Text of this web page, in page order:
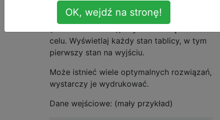
Twoim zadaniem jest wprowadzenie siatki
3x3 i pokazanie najkrótszego rozwiązania
celu. Wyświetlaj każdy stan tablicy, w tym
pierwszy stan na wyjściu.
Może istnieć wiele optymalnych rozwiązań,
wystarczy je wydrukować.
Dane wejściowe: (mały przykład)
OK, wejdź na stronę!